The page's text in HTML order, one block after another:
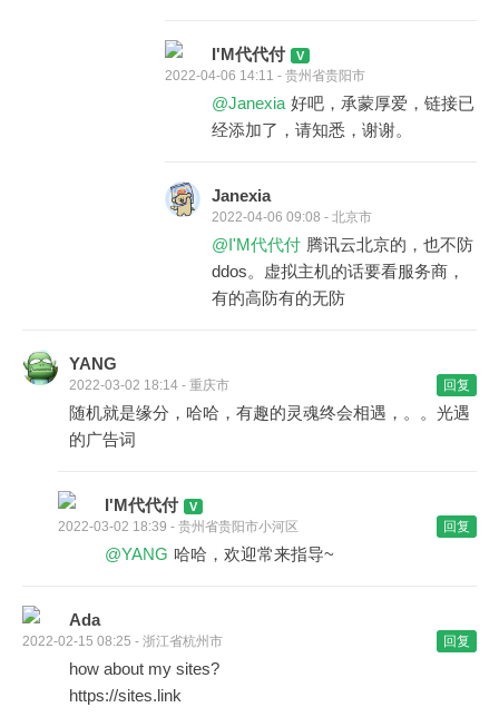
I'M代代付
2022-04-06 14:11 - 贵州省贵阳市
@Janexia 好吧，承蒙厚爱，链接已
经添加了，请知悉，谢谢。
Janexia
2022-04-06 09:08 - 北京市
@I'M代代付 腾讯云北京的，也不防
ddos。虚拟主机的话要看服务商，
有的高防有的无防
YANG
2022-03-02 18:14 - 重庆市 回复
随机就是缘分，哈哈，有趣的灵魂终会相遇，。。光遇
的广告词
I'M代代付
2022-03-02 18:39 - 贵州省贵阳市小河区 回复
@YANG 哈哈，欢迎常来指导~
Ada
2022-02-15 08:25 - 浙江省杭州市 回复
how about my sites?
https://sites.link